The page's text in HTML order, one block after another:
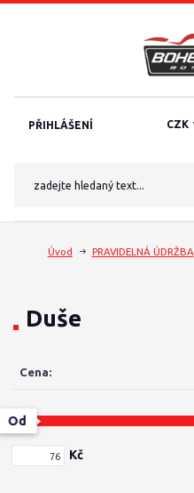
CZK
PŘIHLÁŠENÍ
Úvod PRAVIDELNÁ ÚDRŽBA
Duše
Cena:
Kč
Od